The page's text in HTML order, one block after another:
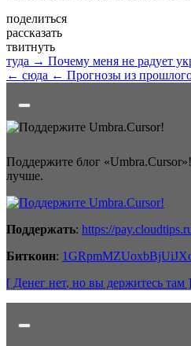
поделиться
рассказать
твитнуть
туда → Почему меня не радует
← сюда ← Прогнозы из
Поддержите блог
лучше.
Поддержать: https://
Биткоин:
[ Денег нет, но вы держитесь там ]